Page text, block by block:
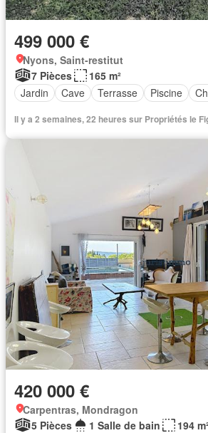
499 000 €
Nyons, Saint-restitut
7 Pièces
165 m²
Jardin
Cave Terrasse Piscine
Il y a 2 semaines, 22 heures sur Propriétés le
420 000 €
Carpentras, Mondragon
5 Pièces
1 Salle de bain
194